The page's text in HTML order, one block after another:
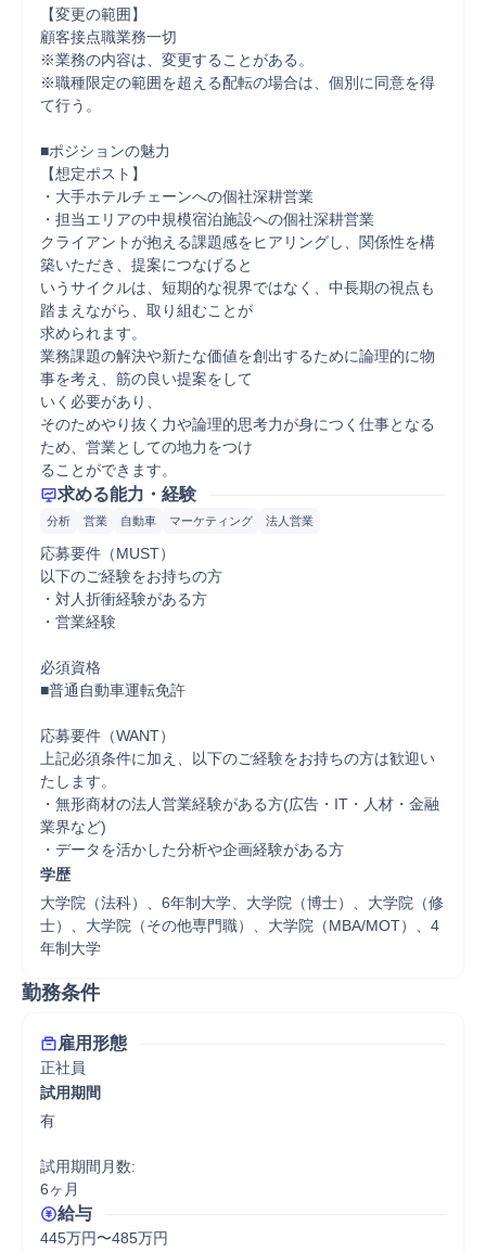
【変更の範囲】
顧客接点職業務一切
※業務の内容は、変更することがある。
※職種限定の範囲を超える配転の場合は、個別に同意を得
て行う。
■ポジションの魅力
【想定ポスト】
・大手ホテルチェーンへの個社深耕営業
・担当エリアの中規模宿泊施設への個社深耕営業
クライアントが抱える課題感をヒアリングし、関係性を構
築いただき、提案につなげると
いうサイクルは、短期的な視界ではなく、中長期の視点も
踏まえながら、取り組むことが
求められます。
業務課題の解決や新たな価値を創出するために論理的に物
事を考え、筋の良い提案をして
いく必要があり、
そのためやり抜く力や論理的思考力が身につく仕事となる
ため、営業としての地力をつけ
求める能力・経験
分析 営業 自動車 マーケティング 法人営業
応募要件（MUST）
以下のご経験をお持ちの方
・対人折衝経験がある方
・営業経験
必須資格
■普通自動車運転免許
応募要件（WANT）
上記必須条件に加え、以下のご経験をお持ちの方は歓迎い
たします。
・無形商材の法人営業経験がある方(広告・IT・人材・金融
業界など)
・データを活かした分析や企画経験がある方
学歴
大学院（法科）、6年制大学、大学院（博士）、大学院（修
士）、大学院（その他専門職）、大学院（MBA/MOT）、4
年制大学
勤務条件
雇用形態
正社員
試用期間
有
試用期間月数:
6ヶ月
給与
445万円〜485万円